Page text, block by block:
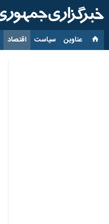
عناوین‌ سیاست اقتصاد